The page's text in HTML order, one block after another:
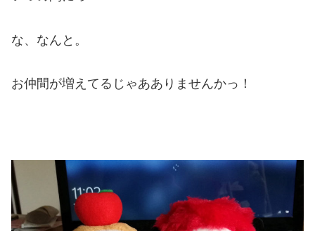
な、なんと。
お仲間が増えてるじゃあありませんかっ！